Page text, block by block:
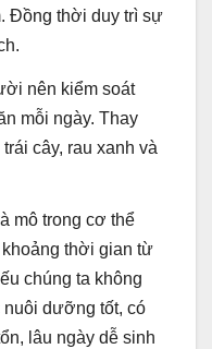
Đồng thời duy trì sự
nên kiểm soát
mỗi ngày. Thay
cây, rau xanh và
mô trong cơ thể
thời gian từ
chúng ta không
dưỡng tốt, có
lâu ngày dễ sinh